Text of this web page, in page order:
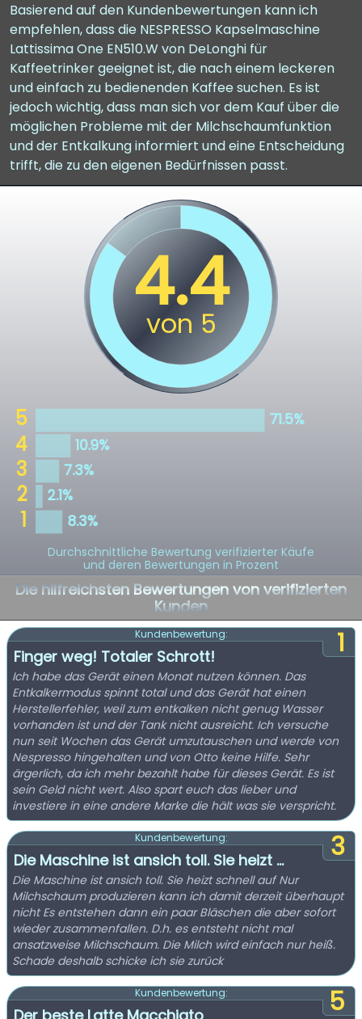
Basierend auf den Kundenbewertungen kann ich
empfehlen, dass die NESPRESSO Kapselmaschine
Lattissima One EN510.W von DeLonghi für
Kaffeetrinker geeignet ist, die nach einem leckeren
und einfach zu bedienenden Kaffee suchen. Es ist
jedoch wichtig, dass man sich vor dem Kauf über die
möglichen Probleme mit der Milchschaumfunktion
und der Entkalkung informiert und eine Entscheidung
trifft, die zu den eigenen Bedürfnissen passt.
Durchschnittliche Bewertung verifizierter Käufe
und deren Bewertungen in Prozent
Die hilfreichsten Bewertungen von verifizierten
Kunden
1
Kundenbewertung:
Finger weg! Totaler Schrott!
Ich habe das Gerät einen Monat nutzen können. Das
Entkalkermodus spinnt total und das Gerät hat einen
Herstellerfehler, weil zum entkalken nicht genug Wasser
vorhanden ist und der Tank nicht ausreicht. Ich versuche
nun seit Wochen das Gerät umzutauschen und werde von
Nespresso hingehalten und von Otto keine Hilfe. Sehr
ärgerlich, da ich mehr bezahlt habe für dieses Gerät. Es ist
sein Geld nicht wert. Also spart euch das lieber und
investiere in eine andere Marke die hält was sie verspricht.
3
Kundenbewertung:
Die Maschine ist ansich toll. Sie heizt ...
Die Maschine ist ansich toll. Sie heizt schnell auf Nur
Milchschaum produzieren kann ich damit derzeit überhaupt
nicht Es entstehen dann ein paar Bläschen die aber sofort
wieder zusammenfallen. D.h. es entsteht nicht mal
ansatzweise Milchschaum. Die Milch wird einfach nur heiß.
Schade deshalb schicke ich sie zurück
5
Kundenbewertung: